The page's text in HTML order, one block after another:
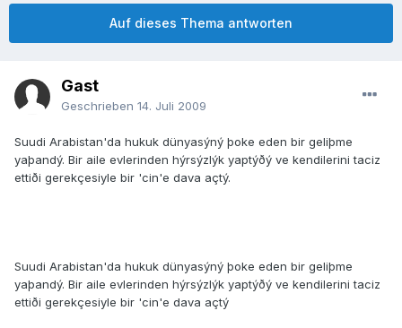
Auf dieses Thema antworten
Gast
Geschrieben 14. Juli 2009
Suudi Arabistan'da hukuk dünyasýný þoke eden bir geliþme
yaþandý. Bir aile evlerinden hýrsýzlýk yaptýðý ve kendilerini taciz
ettiði gerekçesiyle bir 'cin'e dava açtý.
Suudi Arabistan'da hukuk dünyasýný þoke eden bir geliþme
yaþandý. Bir aile evlerinden hýrsýzlýk yaptýðý ve kendilerini taciz
ettiði gerekçesiyle bir 'cin'e dava açtý